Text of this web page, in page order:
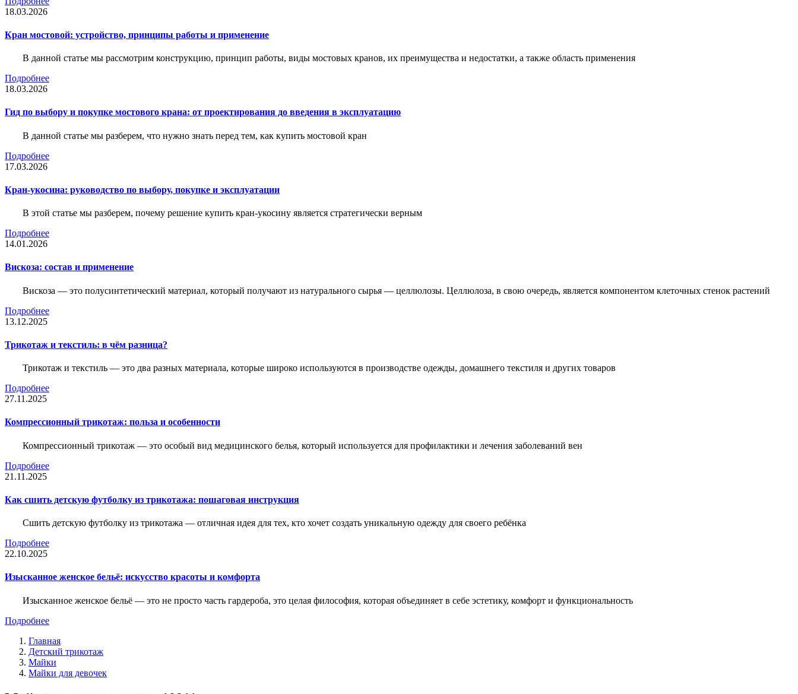
18.03.2026
Кран мостовой: устройство, принципы работы и применение
В данной статье мы рассмотрим конструкцию, принцип работы, виды мостовых кранов, их преимущества и недостатки, а также область применения
Подробнее
18.03.2026
Гид по выбору и покупке мостового крана: от проектирования до введения в эксплуатацию
В данной статье мы разберем, что нужно знать перед тем, как купить мостовой кран
Подробнее
17.03.2026
Кран-укосина: руководство по выбору, покупке и эксплуатации
В этой статье мы разберем, почему решение купить кран-укосину является стратегически верным
Подробнее
14.01.2026
Вискоза: состав и применение
Вискоза — это полусинтетический материал, который получают из натурального сырья — целлюлозы. Целлюлоза, в свою очередь, является компонентом клеточных стенок растений
Подробнее
13.12.2025
Трикотаж и текстиль: в чём разница?
Трикотаж и текстиль — это два разных материала, которые широко используются в производстве одежды, домашнего текстиля и других товаров
Подробнее
27.11.2025
Компрессионный трикотаж: польза и особенности
Компрессионный трикотаж — это особый вид медицинского белья, который используется для профилактики и лечения заболеваний вен
Подробнее
21.11.2025
Как сшить детскую футболку из трикотажа: пошаговая инструкция
Сшить детскую футболку из трикотажа — отличная идея для тех, кто хочет создать уникальную одежду для своего ребёнка
Подробнее
22.10.2025
Изысканное женское бельё: искусство красоты и комфорта
Изысканное женское бельё — это не просто часть гардероба, это целая философия, которая объединяет в себе эстетику, комфорт и функциональность
Подробнее
Главная
Детский трикотаж
Майки
Майки для девочек